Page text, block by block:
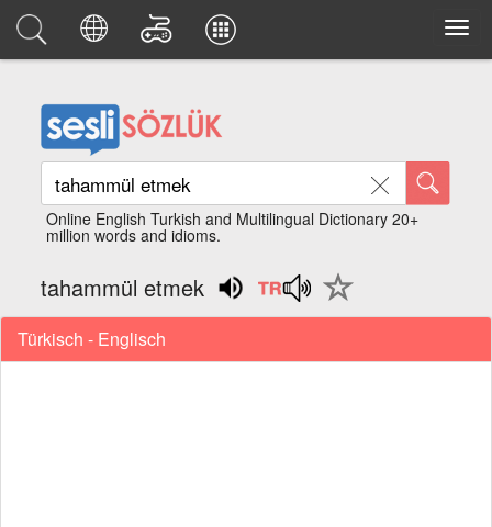
Online English Turkish and Multilingual Dictionary 20+
million words and idioms.
tahammül etmek
Türkisch - Englisch